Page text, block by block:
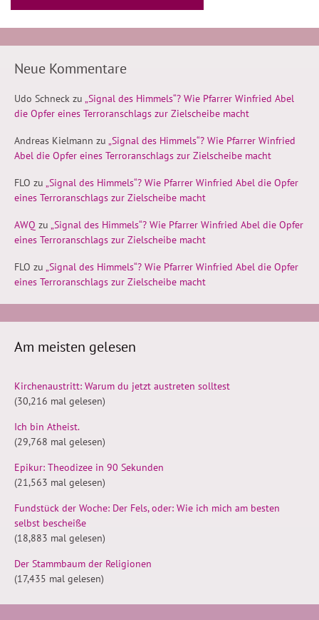
Neue Kommentare
Udo Schneck zu „Signal des Himmels“? Wie Pfarrer Winfried Abel
die Opfer eines Terroranschlags zur Zielscheibe macht
Andreas Kielmann zu „Signal des Himmels“? Wie Pfarrer Winfried
Abel die Opfer eines Terroranschlags zur Zielscheibe macht
FLO zu „Signal des Himmels“? Wie Pfarrer Winfried Abel die Opfer
eines Terroranschlags zur Zielscheibe macht
AWQ zu „Signal des Himmels“? Wie Pfarrer Winfried Abel die Opfer
eines Terroranschlags zur Zielscheibe macht
FLO zu „Signal des Himmels“? Wie Pfarrer Winfried Abel die Opfer
eines Terroranschlags zur Zielscheibe macht
Am meisten gelesen
Kirchenaustritt: Warum du jetzt austreten solltest
(30,216 mal gelesen)
Ich bin Atheist.
(29,768 mal gelesen)
Epikur: Theodizee in 90 Sekunden
(21,563 mal gelesen)
Fundstück der Woche: Der Fels, oder: Wie ich mich am besten
selbst bescheiße
(18,883 mal gelesen)
Der Stammbaum der Religionen
(17,435 mal gelesen)